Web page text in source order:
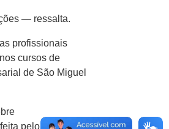
— ressalta.
profissionais
cursos de
de São Miguel
pelo diretor de